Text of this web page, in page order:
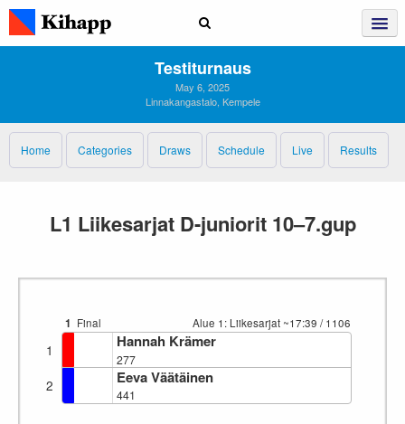
Testiturnaus
May 6, 2025
Linnakangastalo, Kempele
Home Categories Draws Schedule Live Results
L1 Liikesarjat D-juniorit 10–7.gup
1 Final Alue 1: Liikesarjat ~17:39 / 1106
1 Hannah Krämer
277
2 Eeva Väätäinen
441